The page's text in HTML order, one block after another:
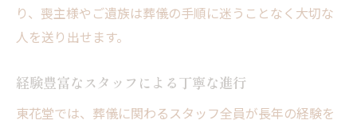
り、喪主様やご遺族は葬儀の手順に迷うことなく大切な
人を送り出せます。
経験豊富なスタッフによる丁寧な進行
東花堂では、葬儀に関わるスタッフ全員が長年の経験を